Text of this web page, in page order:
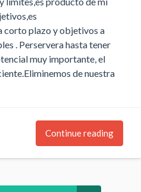
corto plazo y objetivos a
. Perservera hasta tener
muy importante, el
de nuestra
Continue reading